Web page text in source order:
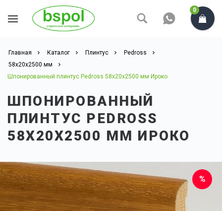
0
Главная Каталог Плинтус
Pedross
58x20x2500 мм
Шпонированный плинтус Pedross 58x20х2500 мм Ироко
ШПОНИРОВАННЫЙ
ПЛИНТУС PEDROSS
58X20Х2500 ММ ИРОКО